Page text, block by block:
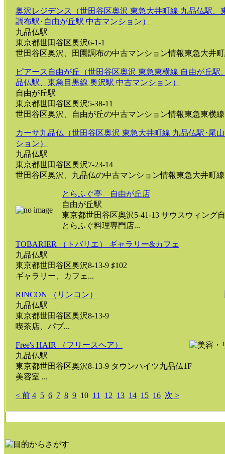
奥沢レジデンス（世田谷区奥沢 東急大井町線 九品仏駅、
調布駅･自由が丘駅 中古マンション）
九品仏駅
東京都世田谷区奥沢6-1-1
世田谷区奥沢、田園調布の中古マンション情報東急大井
ピアース自由が丘（世田谷区奥沢 東急東横線 自由が丘駅
品仏駅、東急目黒線 奥沢駅 中古マンション）
自由が丘駅
東京都世田谷区奥沢5-38-11
世田谷区奥沢、自由が丘の中古マンション情報東急東横
カーサ九品仏（世田谷区奥沢 東急大井町線 九品仏駅･尾
ション）
九品仏駅
東京都世田谷区奥沢7-23-14
世田谷区奥沢、九品仏の中古マンション情報東急大井町
とらふぐ亭 自由が丘店
自由が丘駅
東京都世田谷区奥沢5-41-13 サウスウィング
とらふぐ料理専門店...
TOBARIER （トバリエ） ギャラリー&カフェ
九品仏駅
東京都世田谷区奥沢8-13-9 ♯102
ギャラリー、カフェ...
RINCON （リンコン）
九品仏駅
東京都世田谷区奥沢8-13-9
喫茶店、パブ...
Free's HAIR （フリースヘア）
九品仏駅
東京都世田谷区奥沢8-13-9 タウンハイツ九品仏1F
美容室 ...
< 前 4 5 6 7 8 9 10 11 12 13 14 15 16 次 >